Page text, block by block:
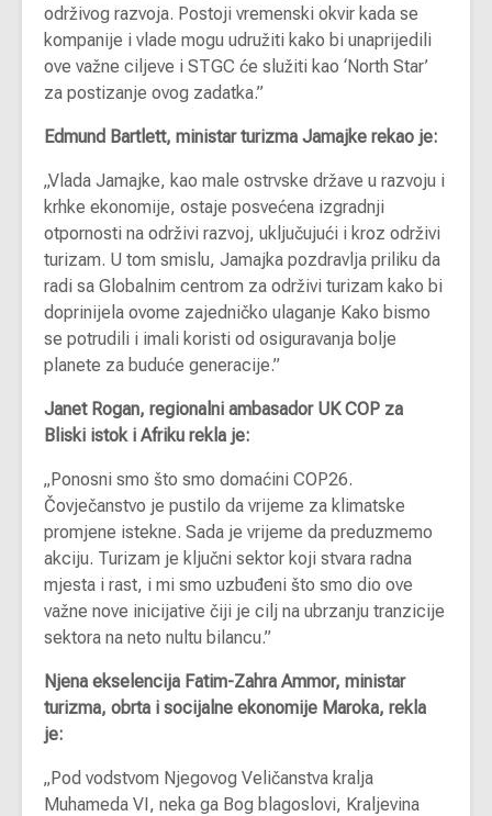
održivog razvoja. Postoji vremenski okvir kada se
kompanije i vlade mogu udružiti kako bi unaprijedili
ove važne ciljeve i STGC će služiti kao ‘North Star’
za postizanje ovog zadatka.”
Edmund Bartlett, ministar turizma Jamajke rekao je:
„Vlada Jamajke, kao male ostrvske države u razvoju i
krhke ekonomije, ostaje posvećena izgradnji
otpornosti na održivi razvoj, uključujući i kroz održivi
turizam. U tom smislu, Jamajka pozdravlja priliku da
radi sa Globalnim centrom za održivi turizam kako bi
doprinijela ovome zajedničko ulaganje Kako bismo
se potrudili i imali koristi od osiguravanja bolje
planete za buduće generacije.”
Janet Rogan, regionalni ambasador UK COP za
Bliski istok i Afriku rekla je:
„Ponosni smo što smo domaćini COP26.
Čovječanstvo je pustilo da vrijeme za klimatske
promjene istekne. Sada je vrijeme da preduzmemo
akciju. Turizam je ključni sektor koji stvara radna
mjesta i rast, i mi smo uzbuđeni što smo dio ove
važne nove inicijative čiji je cilj na ubrzanju tranzicije
sektora na neto nultu bilancu.”
Njena ekselencija Fatim-Zahra Ammor, ministar
turizma, obrta i socijalne ekonomije Maroka, rekla
je:
„Pod vodstvom Njegovog Veličanstva kralja
Muhameda VI, neka ga Bog blagoslovi, Kraljevina